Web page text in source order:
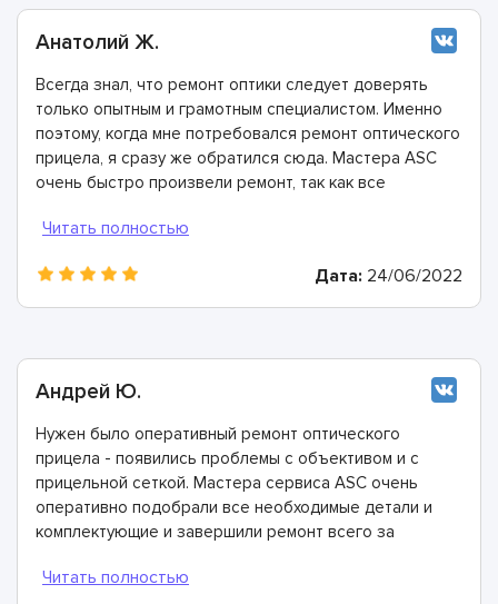
Анатолий Ж.
Всегда знал, что ремонт оптики следует доверять
только опытным и грамотным специалистом. Именно
поэтому, когда мне потребовался ремонт оптического
прицела, я сразу же обратился сюда. Мастера ASC
очень быстро произвели ремонт, так как все
собственном складе.
Дата: 24/06/2022
Андрей Ю.
Нужен было оперативный ремонт оптического
прицела - появились проблемы с объективом и с
прицельной сеткой. Мастера сервиса ASC очень
оперативно подобрали все необходимые детали и
комплектующие и завершили ремонт всего за
профи!